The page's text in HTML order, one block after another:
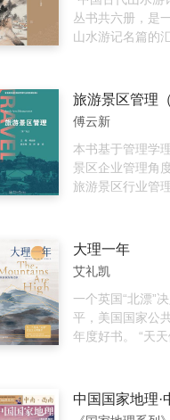
程和文字的只有
德莱尔、凡·高们
远方的行程或是
通过这一张张精
画，抵达你向往
丛书共六册，是
山水游记名篇的
游记佳作。每册
文、作者简介、
赏析五部分组成
波澜壮阔的山水
现了中国古代山
脉络、时代特征
们笔下斐然不羁
选编、译注了从
历年间两百多年
记作品，读者可
古韵风貌。
旅游景区管理
傅云新
本书基于管理学
景区企业管理角
旅游景区行业管
本书注重对国内
际，力图让本书
统性和实践的针
可作为高等院校
科书，也可供旅
大理一年
艾礼凯
一个英国“北漂”
平，美国国家公
年度好书。 “天
而是重新认识世
★当英国“北漂”